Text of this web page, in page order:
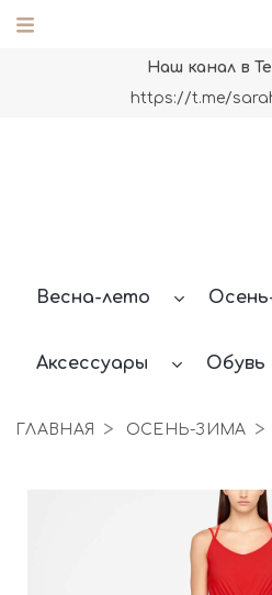
Наш канал в
https://t.me/
Весна-лето
Аксессуары Обувь
ГЛАВНАЯ ОСЕНЬ-ЗИМА